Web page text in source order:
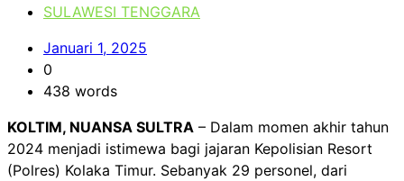
SULAWESI TENGGARA
Januari 1, 2025
0
438 words
KOLTIM, NUANSA SULTRA – Dalam momen akhir tahun
2024 menjadi istimewa bagi jajaran Kepolisian Resort
(Polres) Kolaka Timur. Sebanyak 29 personel, dari